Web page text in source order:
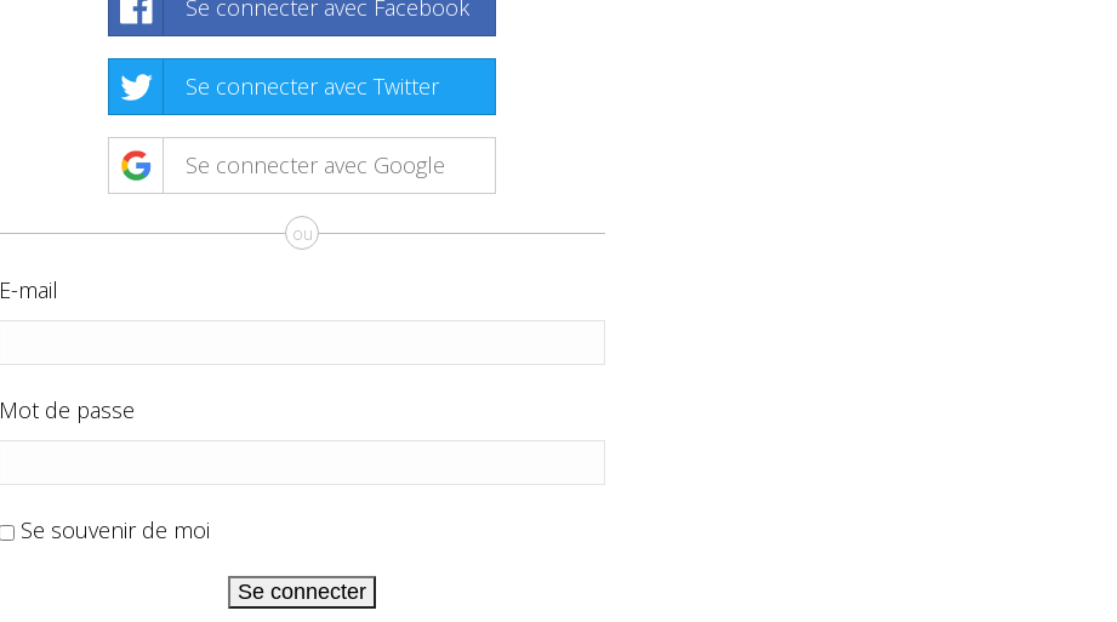
Se connecter avec Facebook
Se connecter avec Twitter
Se connecter avec Google
ou
E-mail
Mot de passe
Se souvenir de moi
Se connecter